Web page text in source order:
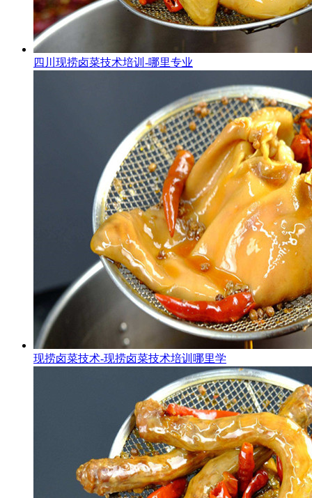
四川现捞卤菜技术培训-哪里专业
现捞卤菜技术-现捞卤菜技术培训哪里学